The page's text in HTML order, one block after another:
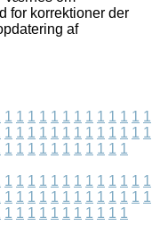
for korrektioner der
af
1 1 1 1 1 1 1 1 1 1 1 1 1
1 1 1 1 1 1 1 1 1 1 1 1 1
1 1 1 1 1 1 1 1 1 1 1
1 1 1 1 1 1 1 1 1 1 1 1 1
1 1 1 1 1 1 1 1 1 1 1 1 1
1 1 1 1 1 1 1 1 1 1 1